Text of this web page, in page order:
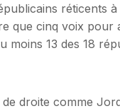
réticents
que cinq voix pour
moins 13 des 18
droite comme